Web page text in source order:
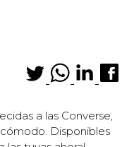
a las Converse,
Disponibles